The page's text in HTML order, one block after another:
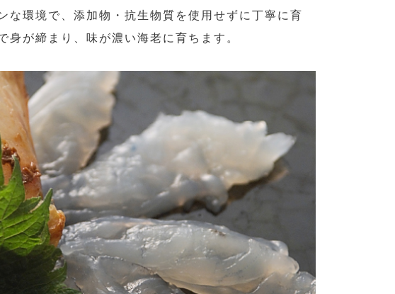
な環境で、添加物・抗生物質を使用せずに丁寧に育
が締まり、味が濃い海老に育ちます。